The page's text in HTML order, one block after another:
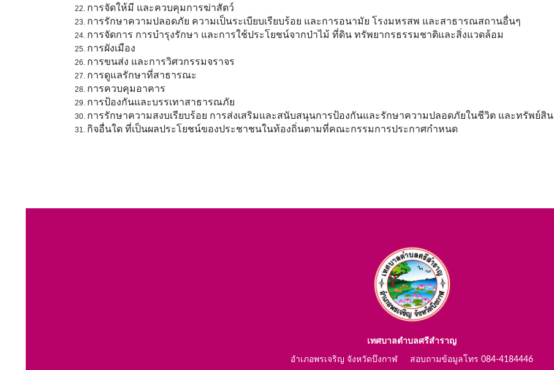
การจัดให้มี และควบคุมการฆ่าสัตว์
การรักษาความปลอดภัย ความเป็นระเบียบเรียบร้อย และการอนามัย โรงมหรสพ และสาธารณสถานอื่นๆ
การจัดการ การบำรุงรักษา และการใช้ประโยชน์จากป่าไม้ ที่ดิน ทรัพยากรธรรมชาติและสิ่งแวดล้อม
การผังเมือง
การขนส่ง และการวิศวกรรมจราจร
การดูแลรักษาที่สาธารณะ
การควบคุมอาคาร
การป้องกันและบรรเทาสาธารณภัย
การรักษาความสงบเรียบร้อย การส่งเสริมและสนับสนุนการป้องกันและรักษาความปลอดภัยในชีวิต และทรัพย์สิน
กิจอื่นใด ที่เป็นผลประโยชน์ของประชาชนในท้องถิ่นตามที่คณะกรรมการประกาศกำหนด
เทศบาลตำบลศรีสำราญ
อำเภอพรเจริญ จังหวัดบึงกาฬ สอบถามข้อมูลโทร 084-4184446